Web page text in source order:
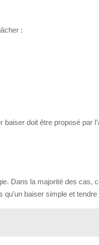
:
doit être proposé par
Dans la majorité des cas,
baiser simple et